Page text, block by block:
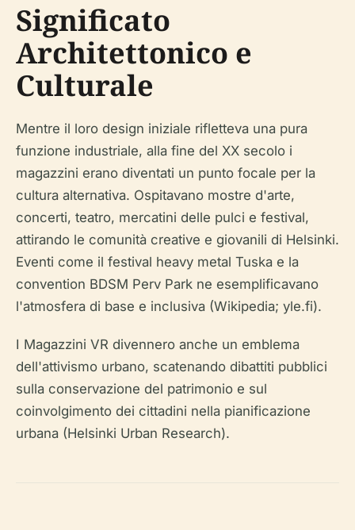
Significato
Architettonico e
Culturale
Mentre il loro design iniziale rifletteva una pura
funzione industriale, alla fine del XX secolo i
magazzini erano diventati un punto focale per la
cultura alternativa. Ospitavano mostre d'arte,
concerti, teatro, mercatini delle pulci e festival,
attirando le comunità creative e giovanili di Helsinki.
Eventi come il festival heavy metal Tuska e la
convention BDSM Perv Park ne esemplificavano
l'atmosfera di base e inclusiva (Wikipedia; yle.fi).
I Magazzini VR divennero anche un emblema
dell'attivismo urbano, scatenando dibattiti pubblici
sulla conservazione del patrimonio e sul
coinvolgimento dei cittadini nella pianificazione
urbana (Helsinki Urban Research).